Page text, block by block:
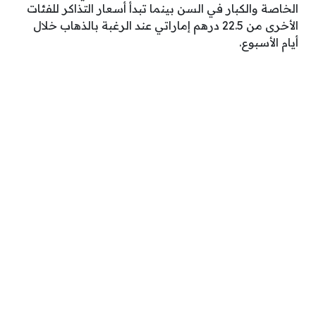
الخاصة والكبار في السن بينما تبدأ أسعار التذاكر للفئات
الأخرى من 22.5 درهم إماراتي عند الرغبة بالذهاب خلال
أيام الأسبوع.